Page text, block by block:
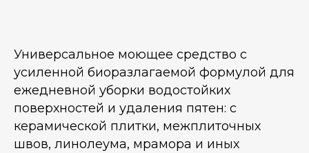
Универсальное моющее средство с
усиленной биоразлагаемой формулой для
ежедневной уборки водостойких
поверхностей и удаления пятен: с
керамической плитки, межплиточных
швов, линолеума, мрамора и иных